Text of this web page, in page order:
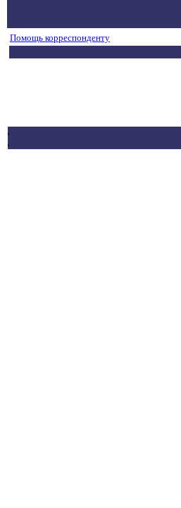
Помощь корреспонденту